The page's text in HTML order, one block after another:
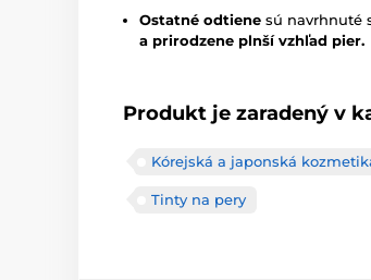
Ostatné odtiene sú navrhnuté
a prirodzene plnší vzhľad pier.
Produkt je zaradený v
Kórejská a japonská
Tinty na pery